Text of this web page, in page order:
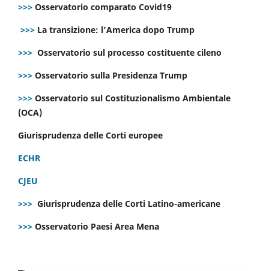
>>> Osservatorio comparato Covid19
>>> La transizione: l’America dopo Trump
>>> Osservatorio sul processo costituente cileno
>>> Osservatorio sulla Presidenza Trump
>>> Osservatorio sul Costituzionalismo Ambientale
(OCA)
Giurisprudenza delle Corti europee
ECHR
CJEU
>>> Giurisprudenza delle Corti Latino-americane
>>> Osservatorio Paesi Area Mena